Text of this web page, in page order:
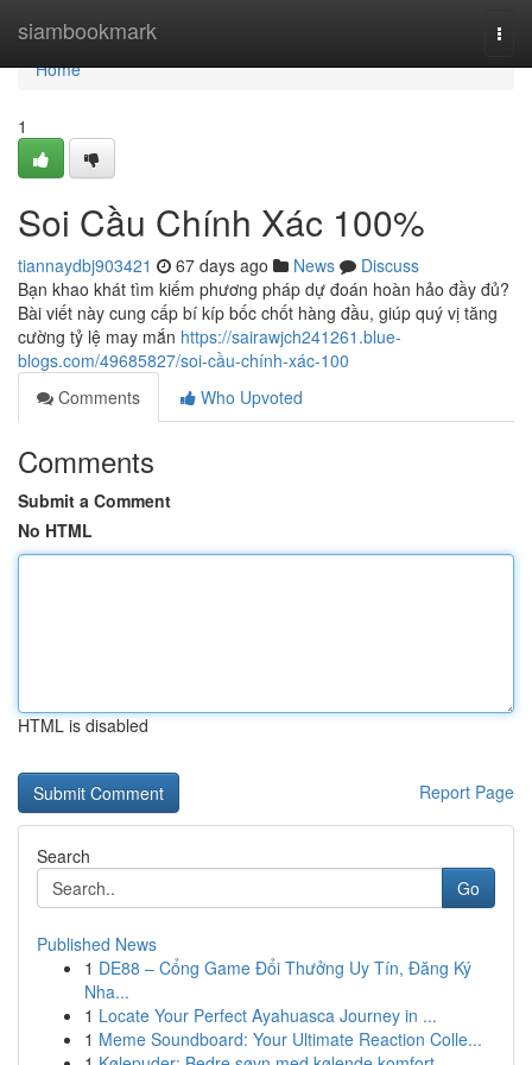
siambookmark
Home
Home
1
Soi Cầu Chính Xác 100%
tiannaydbj903421 67 days ago News
Discuss
Bạn khao khát tìm kiếm phương pháp dự đoán hoàn hảo đầy đủ?
Bài viết này cung cấp bí kíp bốc chốt hàng đầu, giúp quý vị tăng
cường tỷ lệ may mắn https://sairawjch241261.blue-
blogs.com/49685827/soi-cầu-chính-xác-100
Comments
Who Upvoted
Comments
Submit a Comment
No HTML
HTML is disabled
Report Page
Search
Go
Published News
1 DE88 – Cổng Game Đổi Thưởng Uy Tín, Đăng Ký
Nha...
1 Locate Your Perfect Ayahuasca Journey in ...
1 Meme Soundboard: Your Ultimate Reaction Colle...